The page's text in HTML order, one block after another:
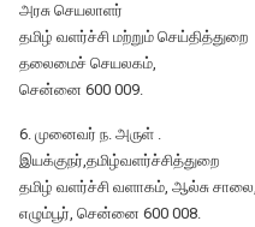
அரசு செயலாளர்
தமிழ் வளர்ச்சி மற்றும் செய்தித்துறை
தலைமைச் செயலகம்,
சென்னை 600 009.
6. முனைவர் ந. அருள் .
இயக்குநர்,தமிழ்வளர்ச்சித்துறை
தமிழ் வளர்ச்சி வளாகம், ஆல்சு சாலை,
எழும்பூர், சென்னை 600 008.